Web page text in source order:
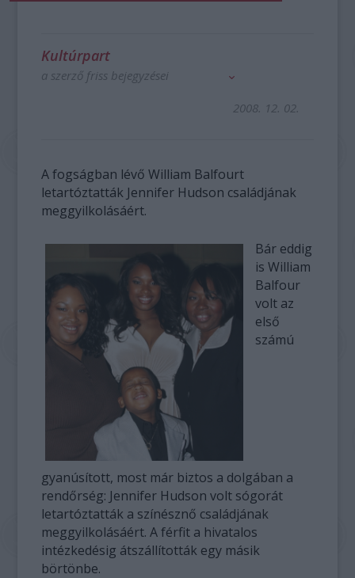
Kultúrpart
a szerző friss bejegyzései
2008. 12. 02.
A fogságban lévő William Balfourt
letartóztatták Jennifer Hudson családjának
meggyilkolásáért.
Bár eddig
is William
Balfour
volt az
első
számú
gyanúsított, most már biztos a dolgában a
rendőrség: Jennifer Hudson volt sógorát
letartóztatták a színésznő családjának
meggyilkolásáért. A férfit a hivatalos
intézkedésig átszállították egy másik
börtönbe.